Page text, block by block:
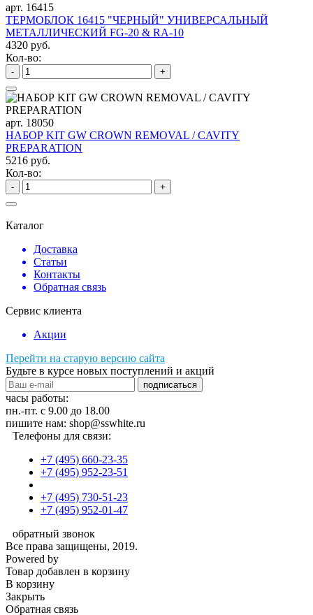
арт. 16415
ТЕРМОБЛОК 16415 "ЧЕРНЫЙ" УНИВЕРСАЛЬНЫЙ
МЕТАЛЛИЧЕСКИЙ FG-20 & RA-10
4320 руб.
Кол-во:
- +
арт. 18050
НАБОР KIT GW CROWN REMOVAL / CAVITY
PREPARATION
5216 руб.
Кол-во:
- +
Каталог
Доставка
Статьи
Контакты
Обратная связь
Сервис клиента
Акции
Перейти на старую версию сайта
Будьте в курсе новых поступлений и акций
подписаться
часы работы:
пн.-пт. с 9.00 до 18.00
пишите нам: shop@sswhite.ru
Телефоны для связи:
+7 (495) 660-23-35
+7 (495) 952-23-51
+7 (495) 730-51-23
+7 (495) 952-01-47
обратный звонок
Все права защищены, 2019.
Powered by
Товар добавлен в корзину
В корзину
Закрыть
Обратная связь